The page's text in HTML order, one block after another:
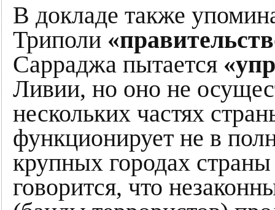
В докладе также
Триполи
Сарраджа пытается
Ливии, но оно не
нескольких частях
функционирует не в
крупных городах
говорится, что